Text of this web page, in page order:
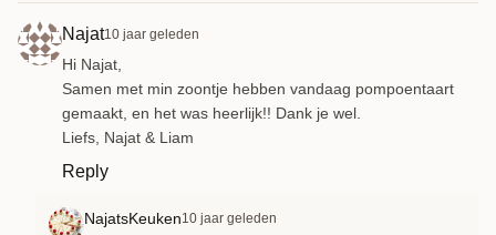
Najat10 jaar geleden
Hi Najat,
Samen met min zoontje hebben vandaag pompoentaart
gemaakt, en het was heerlijk!! Dank je wel.
Liefs, Najat & Liam
Reply
NajatsKeuken10 jaar geleden